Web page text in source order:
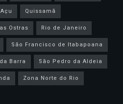
Quissamã
Ostras
Rio de Janeiro
São Francisco de Itabapoana
Barra
São Pedro da Aldeia
Zona Norte do Rio